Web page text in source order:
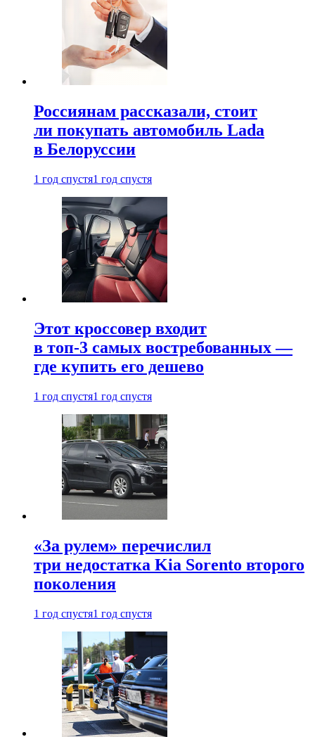
Россиянам рассказали, стоит
ли покупать автомобиль Lada
в Белоруссии
1 год спустя1 год спустя
Этот кроссовер входит
в топ-3 самых востребованных —
где купить его дешево
1 год спустя1 год спустя
«За рулем» перечислил
три недостатка Kia Sorento второго
поколения
1 год спустя1 год спустя